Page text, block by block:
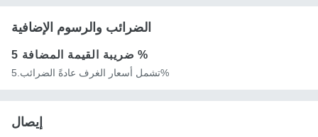
الضرائب والرسوم الإضافية
ضريبة القيمة المضافة 5 %
تشمل أسعار الغرف عادةً الضرائب.5%
إيصال